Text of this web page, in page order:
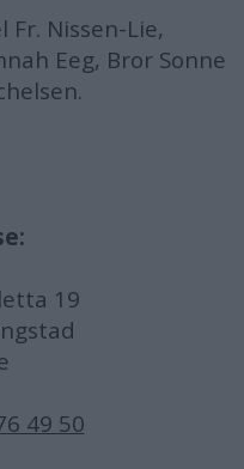
Fr. Nissen-Lie,
Eeg, Bror Sonne
19
49 50